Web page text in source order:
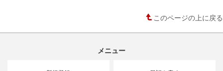
このページの上に戻る
メニュー